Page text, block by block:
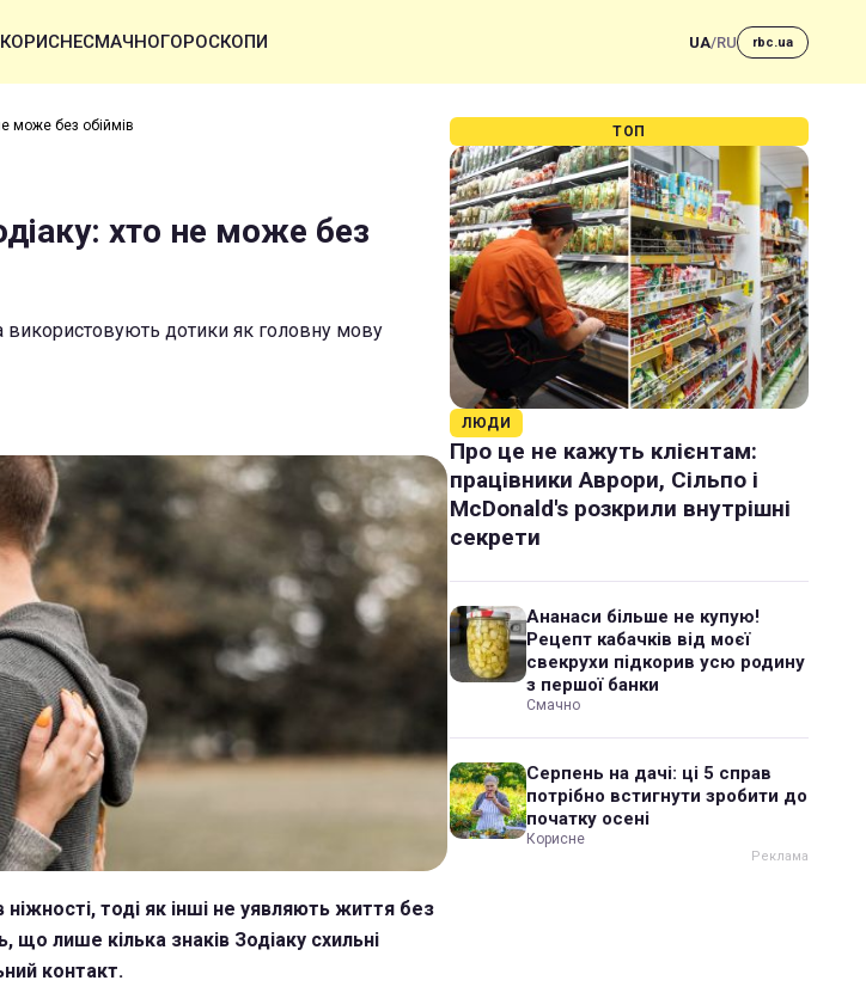
КОРИСНЕСМАЧНОГОРОСКОПИ UA/RU rbc.ua
може без обіймів
хто не може без
дотики як головну мову
тоді як інші не уявляють життя без
що лише кілька знаків Зодіаку схильні
контакт.
ТОП
ЛЮДИ
Про це не кажуть клієнтам:
працівники Аврори, Сільпо і
McDonald's розкрили внутрішні
секрети
Ананаси більше не купую!
Рецепт кабачків від моєї
свекрухи підкорив усю родину
з першої банки
Смачно
Серпень на дачі: ці 5 справ
потрібно встигнути зробити до
початку осені
Корисне